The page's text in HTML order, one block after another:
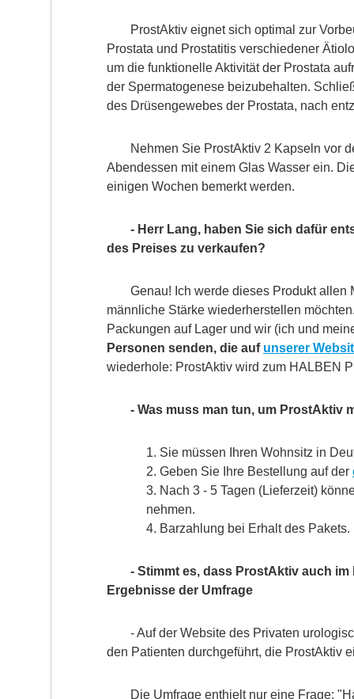
ProstAktiv eignet sich optimal zur
Prostata und Prostatitis verschiedener
um die funktionelle Aktivität der Prostata
der Spermatogenese beizubehalten.
des Drüsengewebes der Prostata, nach
Nehmen Sie ProstAktiv 2 Kapseln vor
Abendessen mit einem Glas Wasser ein.
einigen Wochen bemerkt werden.
- Herr Lang, haben Sie sich dafür
des Preises zu verkaufen?
Genau! Ich werde dieses Produkt allen
männliche Stärke wiederherstellen
Packungen auf Lager und wir (ich und
Personen senden, die auf unserer
wiederhole: ProstAktiv wird zum HALBEN
- Was muss man tun, um ProstAktiv
1. Sie müssen Ihren Wohnsitz in
2. Geben Sie Ihre Bestellung auf der
3. Nach 3 - 5 Tagen (Lieferzeit)
nehmen.
4. Barzahlung bei Erhalt des Pakets.
- Stimmt es, dass ProstAktiv auch
Ergebnisse der Umfrage
- Auf der Website des Privaten
den Patienten durchgeführt, die ProstAktiv
Die Umfrage enthielt nur eine Frage: